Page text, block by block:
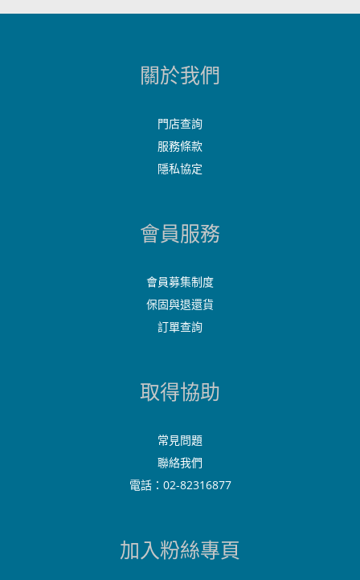
關於我們
門店查詢
服務條款
隱私協定
會員服務
會員募集制度
保固與退還貨
訂單查詢
取得協助
常見問題
聯絡我們
電話：02-82316877
加入粉絲專頁